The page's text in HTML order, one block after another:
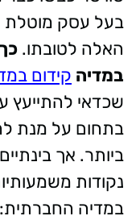
בעל עסק מוטלת
האלה לטובתו.
במדיה קידום
שכדאי להתייעץ
בתחום על מנת
ביותר. אך
נקודות
במדיה החברתית: